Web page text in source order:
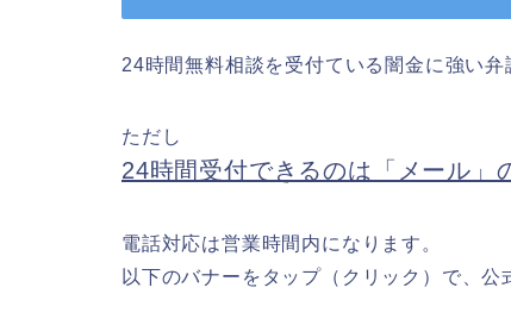
24時間無料相談を受付ている闇金に強い
ただし
24時間受付できるのは「メール」
電話対応は営業時間内になります。
以下のバナーをタップ（クリック）で、公